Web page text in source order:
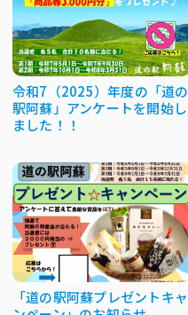
令和7（2025）年度の「道の
駅阿蘇」アンケートを開始し
ました！！
「道の駅阿蘇プレゼントキャ